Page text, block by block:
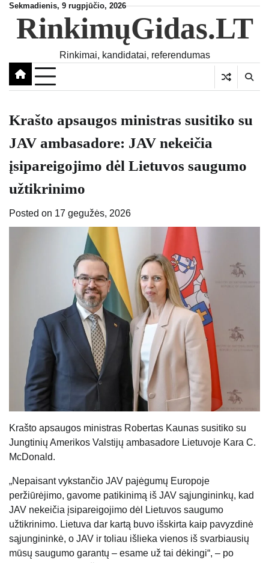
Skip
content
Sekmadienis, 9 rugpjūčio, 2026
RinkimųGidas.LT
Rinkimai, kandidatai, referendumas
Krašto apsaugos ministras susitiko su
JAV ambasadore: JAV nekeičia
įsipareigojimo dėl Lietuvos saugumo
užtikrinimo
Posted on 17 gegužės, 2026
Krašto apsaugos ministras Robertas Kaunas susitiko su
Jungtinių Amerikos Valstijų ambasadore Lietuvoje Kara C.
McDonald.
„Nepaisant vykstančio JAV pajėgumų Europoje
peržiūrėjimo, gavome patikinimą iš JAV sąjungininkų, kad
JAV nekeičia įsipareigojimo dėl Lietuvos saugumo
užtikrinimo. Lietuva dar kartą buvo išskirta kaip pavyzdinė
sąjungininkė, o JAV ir toliau išlieka vienos iš svarbiausių
mūsų saugumo garantų – esame už tai dėkingi“, – po